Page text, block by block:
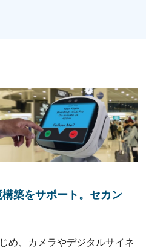
築をサポート。セカン
め、カメラやデジタルサイネ